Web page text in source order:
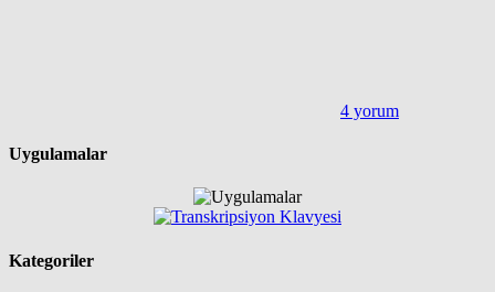
4 yorum
Uygulamalar
Kategoriler